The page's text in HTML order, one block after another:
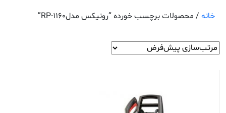
خانه / محصولات برچسب خورده “رونیکس مدلRP-1160”